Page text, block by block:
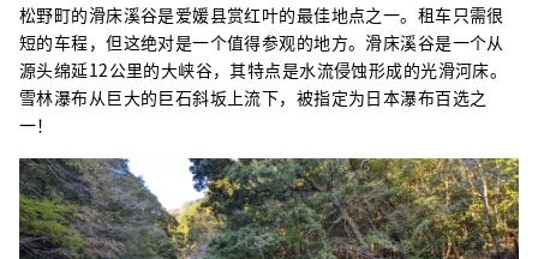
松野町的滑床溪谷是爱媛县赏红叶的最佳地点之一。租车只需很
短的车程，但这绝对是一个值得参观的地方。滑床溪谷是一个从
源头绵延12公里的大峡谷，其特点是水流侵蚀形成的光滑河床。
雪林瀑布从巨大的巨石斜坂上流下，被指定为日本瀑布百选之
一！